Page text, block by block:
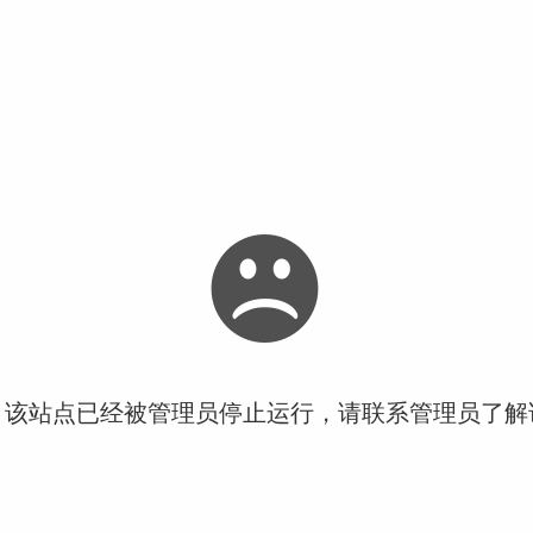
站点已经被管理员停止运行，请联系管理员了